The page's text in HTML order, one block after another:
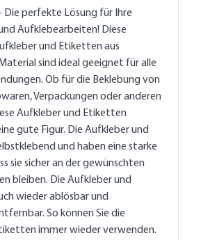
perfekte Lösung für Ihre
Aufklebearbeiten! Diese
und Etiketten aus
sind ideal geeignet für alle
Ob für die Beklebung von
Verpackungen oder anderen
Aufkleber und Etiketten
gute Figur. Die Aufkleber und
und haben eine starke
sie sicher an der gewünschten
bleiben. Die Aufkleber und
wieder ablösbar und
So können Sie die
immer wieder verwenden.